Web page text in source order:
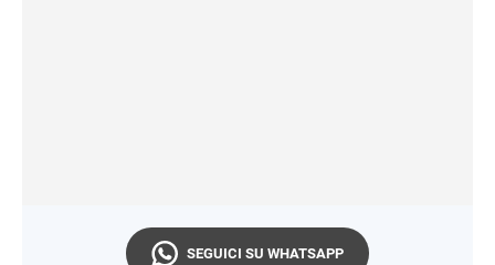
SEGUICI SU WHATSAPP